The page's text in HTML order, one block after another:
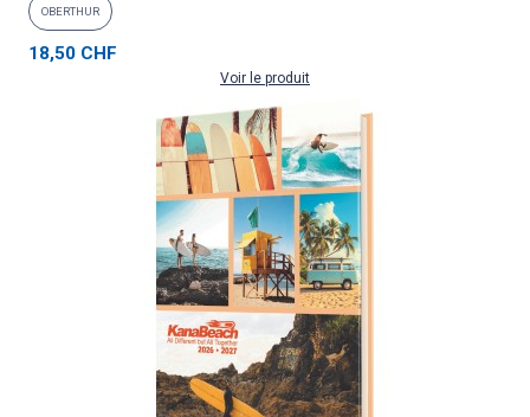
OBERTHUR
18,50 CHF
Voir le produit